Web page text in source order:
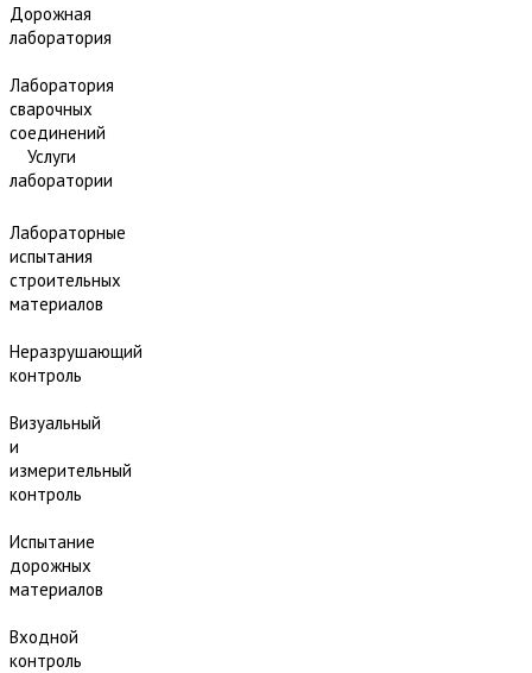
Дорожная
лаборатория
Лаборатория
сварочных
соединений
Услуги
лаборатории
Лабораторные
испытания
строительных
материалов
Неразрушающий
контроль
Визуальный
и
измерительный
контроль
Испытание
дорожных
материалов
Входной
контроль